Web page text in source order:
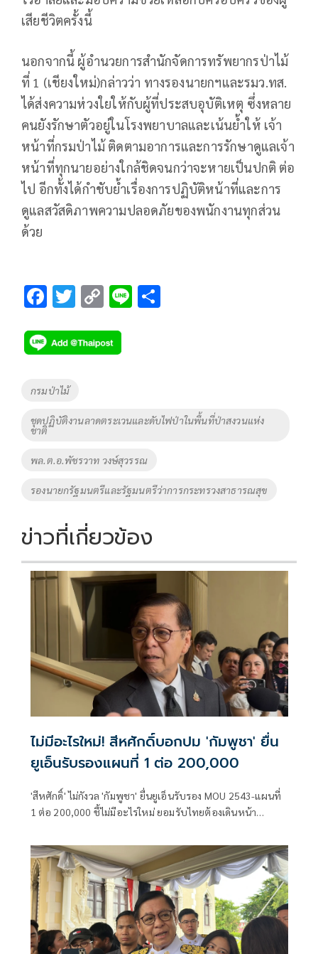
เสียชีวิตครั้งนี้
นอกจากนี้ ผู้อำนวยการสำนักจัดการทรัพยากรป่าไม้
ที่ 1 (เชียงใหม่)กล่าวว่า ทางรองนายกฯและรมว.ทส.
ได้ส่งความห่วงใยให้กับผู้ที่ประสบอุบัติเหตุ ซึ่งหลาย
คนยังรักษาตัวอยู่ในโรงพยาบาลและเน้นย้ำให้ เจ้า
หน้าที่กรมป่าไม้ ติดตามอาการและการรักษาดูแลเจ้า
หน้าที่ทุกนายอย่างใกล้ชิดจนกว่าจะหายเป็นปกติ ต่อ
ไป อีกทั้งได้กำชับย้ำเรื่องการปฏิบัติหน้าที่และการ
ดูแลสวัสดิภาพความปลอดภัยของพนักงานทุกส่วน
ด้วย
F
e
b
o
o
k
T
tt
er
C
p
y
n
k
Li
Tags
กรมป่าไม้
ชุดปฏิบัติงานลาดตระเวนและดับไฟป่าในพื้นที่ป่าสงวนแห่ง
ชาติ
พล.ต.อ.พัชรวาท วงษ์สุวรรณ
รองนายกรัฐมนตรีและรัฐมนตรีว่าการกระทรวงสาธารณสุข
ข่าวที่เกี่ยวข้อง
ไม่มีอะไรใหม่! สีหศักดิ์บอกปม 'กัมพูชา' ยื่น
ยูเอ็นรับรองแผนที่ 1 ต่อ 200,000
'สีหศักดิ์' ไม่กังวล 'กัมพูชา' ยื่นยูเอ็นรับรอง MOU 2543-แผนที่
1 ต่อ 200,000​ ชี้ไม่มีอะไรใหม่ ยอมรับไทยต้องเดินหน้า
ระวังตกเป็นเครื่องมือเขมร​